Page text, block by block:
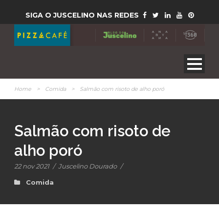
SIGA O JUSCELINO NAS REDES
Home > Comida > Salmão com risoto de alho poró
Salmão com risoto de
alho poró
22 nov 2021 / Juscelino Dourado /
Comida